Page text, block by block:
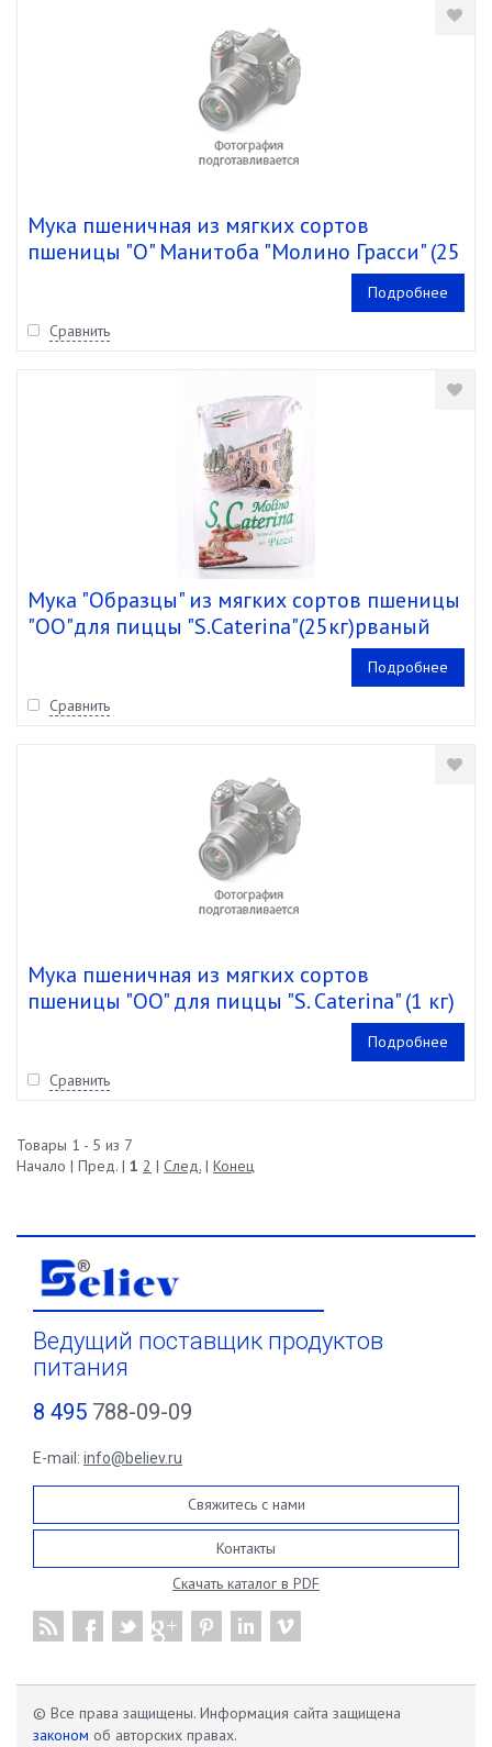
Мука пшеничная из мягких сортов
пшеницы "О" Манитоба "Молино Грасси" (25
Подробнее
Сравнить
Мука "Образцы" из мягких сортов пшеницы
"ОО"для пиццы "S.Caterina"(25кг)рваный
Подробнее
Сравнить
Мука пшеничная из мягких сортов
пшеницы "OO" для пиццы "S. Caterina" (1 кг)
Подробнее
Сравнить
Товары 1 - 5 из 7
Начало | Пред. | 1 2 | След. | Конец
Ведущий поставщик продуктов
питания
8 495 788-09-09
E-mail: info@believ.ru
Свяжитесь с нами
Контакты
Скачать каталог в PDF
© Все права защищены. Информация сайта защищена
законом об авторских правах.